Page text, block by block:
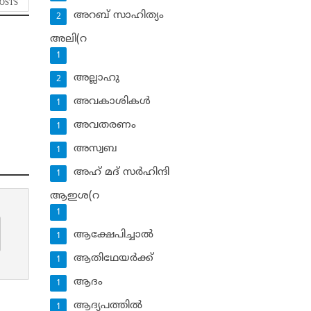
അറബ് സാഹിത്യം
2
അലി(റ
1
അല്ലാഹു
2
അവകാശികള്‍
1
അവതരണം
1
അസ്വബ
1
അഹ് മദ് സര്‍ഹിന്ദി
1
ആഇശ(റ
1
ആക്ഷേപിച്ചാല്‍
1
ആതിഥേയര്‍ക്ക്
1
ആദം
1
ആദ്യപത്തില്‍
1